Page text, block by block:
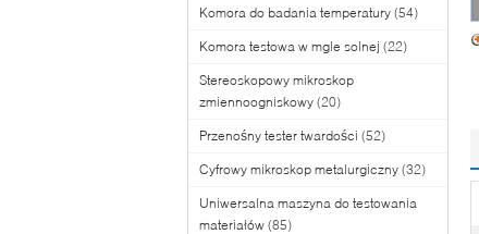
Komora do badania temperatury (54)
Komora testowa w mgle solnej (22)
Stereoskopowy mikroskop
zmiennoogniskowy (20)
Przenośny tester twardości (52)
Cyfrowy mikroskop metalurgiczny (32)
Uniwersalna maszyna do testowania
materiałów (85)